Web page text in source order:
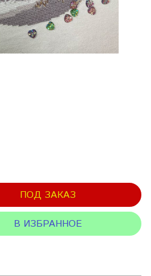
ПОД ЗАКАЗ
В ИЗБРАННОЕ